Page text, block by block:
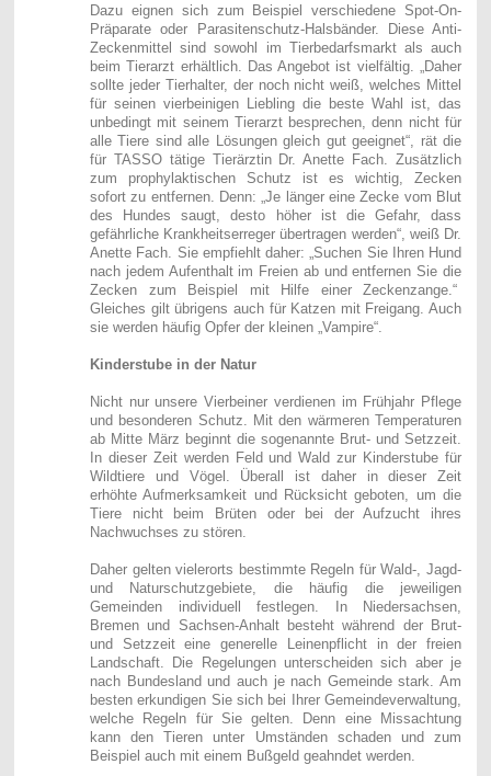
Dazu eignen sich zum Beispiel verschiedene Spot-On-
Präparate oder Parasitenschutz-Halsbänder. Diese Anti-
Zeckenmittel sind sowohl im Tierbedarfsmarkt als auch
beim Tierarzt erhältlich. Das Angebot ist vielfältig. „Daher
sollte jeder Tierhalter, der noch nicht weiß, welches Mittel
für seinen vierbeinigen Liebling die beste Wahl ist, das
unbedingt mit seinem Tierarzt besprechen, denn nicht für
alle Tiere sind alle Lösungen gleich gut geeignet“, rät die
für TASSO tätige Tierärztin Dr. Anette Fach. Zusätzlich
zum prophylaktischen Schutz ist es wichtig, Zecken
sofort zu entfernen. Denn: „Je länger eine Zecke vom Blut
des Hundes saugt, desto höher ist die Gefahr, dass
gefährliche Krankheitserreger übertragen werden“, weiß Dr.
Anette Fach. Sie empfiehlt daher: „Suchen Sie Ihren Hund
nach jedem Aufenthalt im Freien ab und entfernen Sie die
Zecken zum Beispiel mit Hilfe einer Zeckenzange.“
Gleiches gilt übrigens auch für Katzen mit Freigang. Auch
sie werden häufig Opfer der kleinen „Vampire“.
Kinderstube in der Natur
Nicht nur unsere Vierbeiner verdienen im Frühjahr Pflege
und besonderen Schutz. Mit den wärmeren Temperaturen
ab Mitte März beginnt die sogenannte Brut- und Setzzeit.
In dieser Zeit werden Feld und Wald zur Kinderstube für
Wildtiere und Vögel. Überall ist daher in dieser Zeit
erhöhte Aufmerksamkeit und Rücksicht geboten, um die
Tiere nicht beim Brüten oder bei der Aufzucht ihres
Nachwuchses zu stören.
Daher gelten vielerorts bestimmte Regeln für Wald-, Jagd-
und Naturschutzgebiete, die häufig die jeweiligen
Gemeinden individuell festlegen. In Niedersachsen,
Bremen und Sachsen-Anhalt besteht während der Brut-
und Setzzeit eine generelle Leinenpflicht in der freien
Landschaft. Die Regelungen unterscheiden sich aber je
nach Bundesland und auch je nach Gemeinde stark. Am
besten erkundigen Sie sich bei Ihrer Gemeindeverwaltung,
welche Regeln für Sie gelten. Denn eine Missachtung
kann den Tieren unter Umständen schaden und zum
Beispiel auch mit einem Bußgeld geahndet werden.